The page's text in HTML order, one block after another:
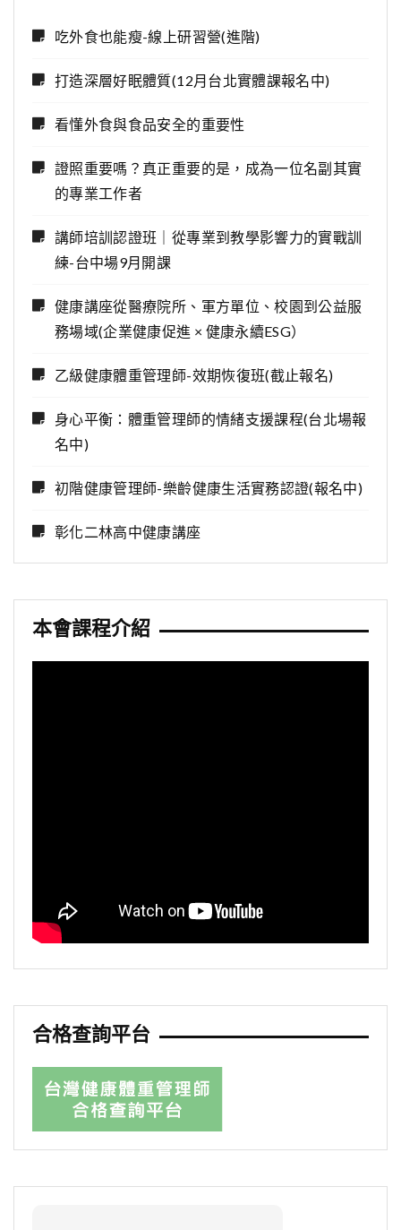
吃外食也能瘦-線上研習營(進階)
打造深層好眠體質(12月台北實體課報名中)
看懂外食與食品安全的重要性
證照重要嗎？真正重要的是，成為一位名副其實
的專業工作者
講師培訓認證班｜從專業到教學影響力的實戰訓
練-台中場9月開課
健康講座從醫療院所、軍方單位、校園到公益服
務場域(企業健康促進 × 健康永續ESG）
乙級健康體重管理師-效期恢復班(截止報名)
身心平衡：體重管理師的情緒支援課程(台北場報
名中)
初階健康管理師-樂齡健康生活實務認證(報名中)
彰化二林高中健康講座
本會課程介紹
合格查詢平台